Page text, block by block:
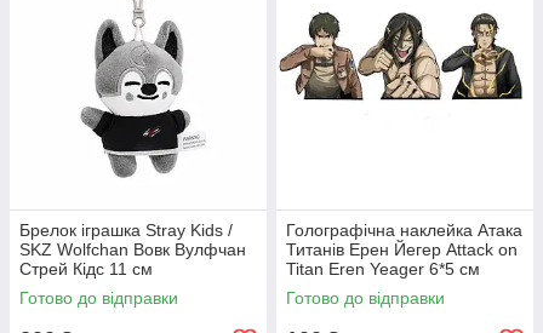
Брелок іграшка Stray Kids /
SKZ Wolfchan Вовк Вулфчан
Стрей Кідс 11 см
Готово до відправки
Голографічна наклейка Атака
Титанів Ерен Йегер Attack on
Titan Eren Yeager 6*5 см
Готово до відправки